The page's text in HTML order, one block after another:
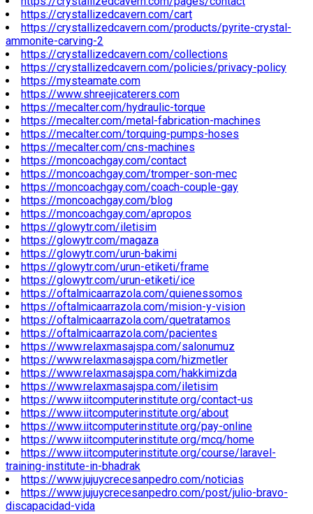
https://crystallizedcavern.com/cart
https://crystallizedcavern.com/products/pyrite-crystal-
ammonite-carving-2
https://crystallizedcavern.com/collections
https://crystallizedcavern.com/policies/privacy-policy
https://mysteamate.com
https://www.shreejicaterers.com
https://mecalter.com/hydraulic-torque
https://mecalter.com/metal-fabrication-machines
https://mecalter.com/torquing-pumps-hoses
https://mecalter.com/cns-machines
https://moncoachgay.com/contact
https://moncoachgay.com/tromper-son-mec
https://moncoachgay.com/coach-couple-gay
https://moncoachgay.com/blog
https://moncoachgay.com/apropos
https://glowytr.com/iletisim
https://glowytr.com/magaza
https://glowytr.com/urun-bakimi
https://glowytr.com/urun-etiketi/frame
https://glowytr.com/urun-etiketi/ice
https://oftalmicaarrazola.com/quienessomos
https://oftalmicaarrazola.com/mision-y-vision
https://oftalmicaarrazola.com/quetratamos
https://oftalmicaarrazola.com/pacientes
https://www.relaxmasajspa.com/salonumuz
https://www.relaxmasajspa.com/hizmetler
https://www.relaxmasajspa.com/hakkimizda
https://www.relaxmasajspa.com/iletisim
https://www.iitcomputerinstitute.org/contact-us
https://www.iitcomputerinstitute.org/about
https://www.iitcomputerinstitute.org/pay-online
https://www.iitcomputerinstitute.org/mcq/home
https://www.iitcomputerinstitute.org/course/laravel-
training-institute-in-bhadrak
https://www.jujuycrecesanpedro.com/noticias
https://www.jujuycrecesanpedro.com/post/julio-bravo-
discapacidad-vida